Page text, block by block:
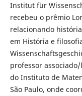
Institut für
recebeu o prêmio
relacionando
em História e
professor
do Instituto de
São Paulo, onde